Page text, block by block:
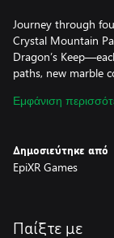
Journey through
Crystal Mountain
Dragon’s
paths, new marble
all ages.
Εμφάνιση
Δημοσιεύτηκε από
EpiXR Games
Παίξτε με